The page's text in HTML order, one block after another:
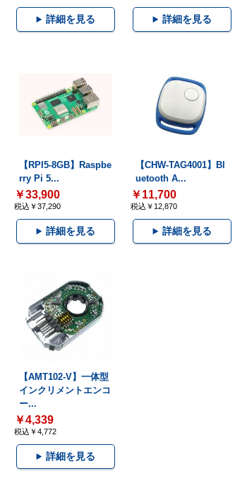
詳細を見る 詳細を見る
【RPI5-8GB】Raspbe
rry Pi 5...
￥33,900
税込￥37,290
詳細を見る
【CHW-TAG4001】Bl
uetooth A...
￥11,700
税込￥12,870
詳細を見る
【AMT102-V】一体型
インクリメントエンコ
ー...
￥4,339
税込￥4,772
詳細を見る